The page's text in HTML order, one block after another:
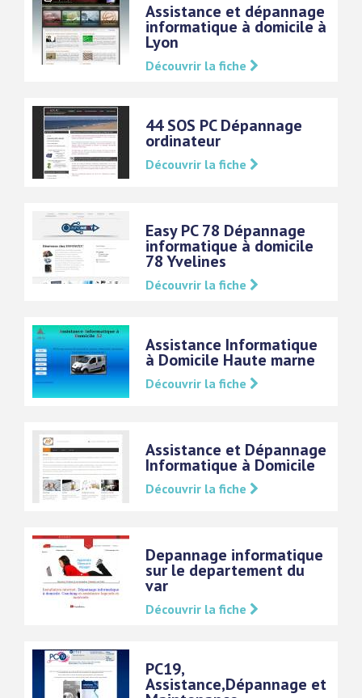
Assistance et dépannage
informatique à domicile à
Lyon
Découvrir la fiche
44 SOS PC Dépannage
ordinateur
Découvrir la fiche
Easy PC 78 Dépannage
informatique à domicile
78 Yvelines
Découvrir la fiche
Assistance Informatique
à Domicile Haute marne
Découvrir la fiche
Assistance et Dépannage
Informatique à Domicile
Découvrir la fiche
Depannage informatique
sur le departement du
var
Découvrir la fiche
PC19,
Assistance,Dépannage et